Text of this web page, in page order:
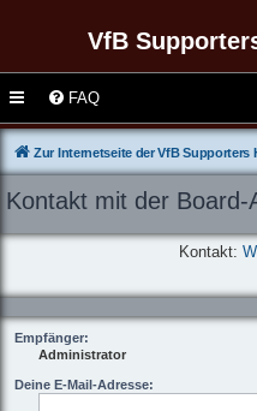
VfB
FAQ
Zur Internetseite der VfB Supporters
Kontakt mit der
Kontakt:
Empfänger:
Administrator
Deine E-Mail-Adresse: